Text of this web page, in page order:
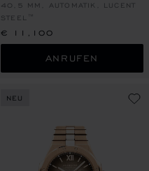
40,5 MM, AUTOMATIK, LUCENT
STEEL™
€ 11,100
ANRUFEN
NEU